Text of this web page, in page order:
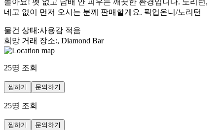
네고 없이 먼저 오시는 분께 판매할게요. 픽업온니/노리턴
물건 상태 :사용감 적음
희망 거래 장소:, Diamond Bar
25명 조회
찜하기 문의하기
25명 조회
찜하기 문의하기